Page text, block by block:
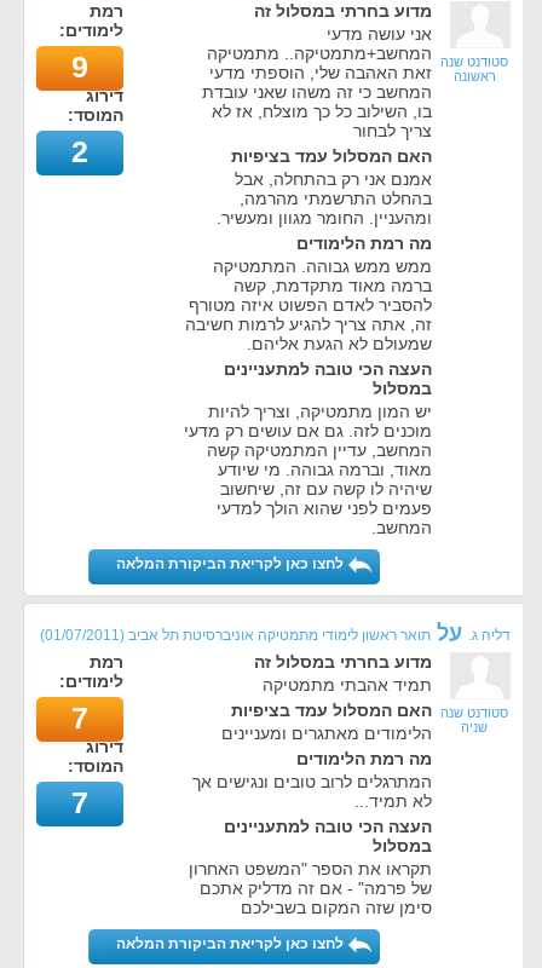
סטודנט שנה
ראשונה
מדוע בחרתי במסלול זה
אני עושה מדעי
המחשב+מתמטיקה.. מתמטיקה
זאת האהבה שלי, הוספתי מדעי
המחשב כי זה משהו שאני עובדת
בו, השילוב כל כך מוצלח, אז לא
צריך לבחור
האם המסלול עמד בציפיות
אמנם אני רק בהתחלה, אבל
בהחלט התרשמתי מהרמה,
ומהעניין. החומר מגוון ומעשיר.
מה רמת הלימודים
ממש ממש גבוהה. המתמטיקה
ברמה מאוד מתקדמת, קשה
להסביר לאדם הפשוט איזה מטורף
זה, אתה צריך להגיע לרמות חשיבה
שמעולם לא הגעת אליהם.
העצה הכי טובה למתעניינים
במסלול
יש המון מתמטיקה, וצריך להיות
מוכנים לזה. גם אם עושים רק מדעי
המחשב, עדיין המתמטיקה קשה
מאוד, וברמה גבוהה. מי שיודע
שיהיה לו קשה עם זה, שיחשוב
פעמים לפני שהוא הולך למדעי
המחשב.
רמת
לימודים:
9
דירוג
המוסד:
2
לחצו כאן לקריאת הביקורת המלאה
דליה ג. על תואר ראשון לימודי מתמטיקה אוניברסיטת תל אביב (
01/07/2011
)
סטודנט שנה
שניה
מדוע בחרתי במסלול זה
תמיד אהבתי מתמטיקה
האם המסלול עמד בציפיות
הלימודים מאתגרים ומעניינים
מה רמת הלימודים
המתרגלים לרוב טובים ונגישים אך
לא תמיד...
העצה הכי טובה למתעניינים
במסלול
תקראו את הספר "המשפט האחרון
של פרמה" - אם זה מדליק אתכם
סימן שזה המקום בשבילכם
רמת
לימודים:
7
דירוג
המוסד:
7
לחצו כאן לקריאת הביקורת המלאה